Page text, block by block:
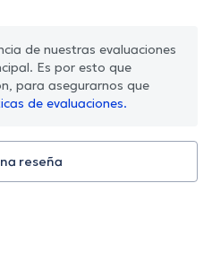
de nuestras evaluaciones
Es por esto que
para asegurarnos que
de evaluaciones.
reseña